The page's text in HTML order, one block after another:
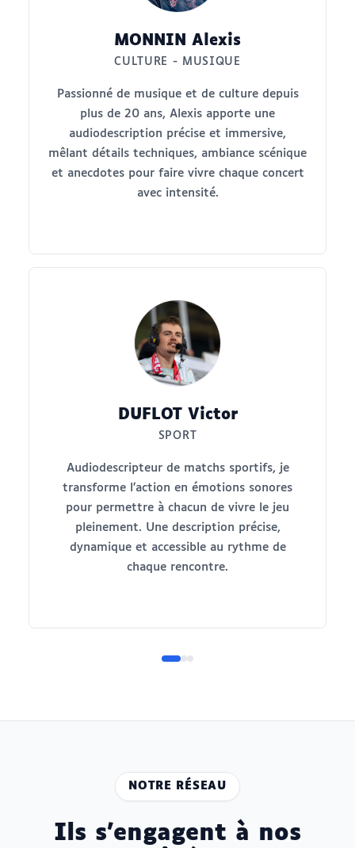
MONNIN Alexis
CULTURE - MUSIQUE
Passionné de musique et de culture depuis
plus de 20 ans, Alexis apporte une
audiodescription précise et immersive,
mêlant détails techniques, ambiance scénique
et anecdotes pour faire vivre chaque concert
avec intensité.
DUFLOT Victor
SPORT
Audiodescripteur de matchs sportifs, je
transforme l’action en émotions sonores
pour permettre à chacun de vivre le jeu
pleinement. Une description précise,
dynamique et accessible au rythme de
chaque rencontre.
NOTRE RÉSEAU
Ils s'engagent à nos